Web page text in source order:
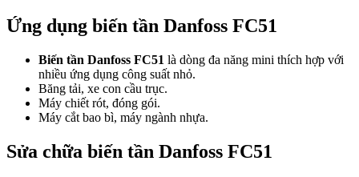
Ứng dụng biến tần Danfoss FC51
Biến tần Danfoss FC51 là dòng đa năng mini thích hợp với
nhiều ứng dụng công suất nhỏ.
Băng tải, xe con cầu trục.
Máy chiết rót, đóng gói.
Máy cắt bao bì, máy ngành nhựa.
Sửa chữa biến tần Danfoss FC51